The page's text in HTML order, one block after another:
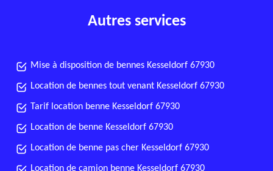
Autres services
Mise à disposition de bennes Kesseldorf 67930
Location de bennes tout venant Kesseldorf 67930
Tarif location benne Kesseldorf 67930
Location de benne Kesseldorf 67930
Location de benne pas cher Kesseldorf 67930
Location de camion benne Kesseldorf 67930